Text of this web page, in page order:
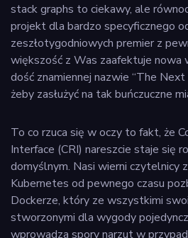
stack graphs to ciekawy, ale
projekt dla bardzo specyficznego
zeszłotygodniowych premier z
większość z Was zaafektuje nowa
dość znamiennej nazwie “The Next
żeby zasłużyć na tak buńczuczne
To co rzuca się w oczy to fakt, że
Interface (CRI) nareszcie staje się
domyślnym. Nasi wierni czytelnicy
Kubernetes od pewnego czasu
Dockerze, który ze wszystkimi
stworzonymi dla wygody
wprowadza spory narzut w